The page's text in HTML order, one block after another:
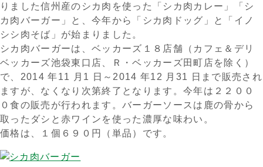
りました信州産のシカ肉を使った「シカ肉カレー」「シ
カ肉バーガー」と、今年から「シカ肉ドッグ」と「イノ
シシ肉そば」が始まりました。
シカ肉バーガーは、ベッカーズ１８店舗（カフェ＆デリ
ベッカーズ池袋東口店、Ｒ・ベッカーズ田町店を除く）
で、2014 年11 月1 日～2014 年12 月31 日まで販売され
ますが、なくなり次第終了となります。今年は２２００
０食の販売が行われます。バーガーソースは鹿の骨から
取ったダシと赤ワインを使った濃厚な味わい。
価格は、１個６９０円（単品）です。